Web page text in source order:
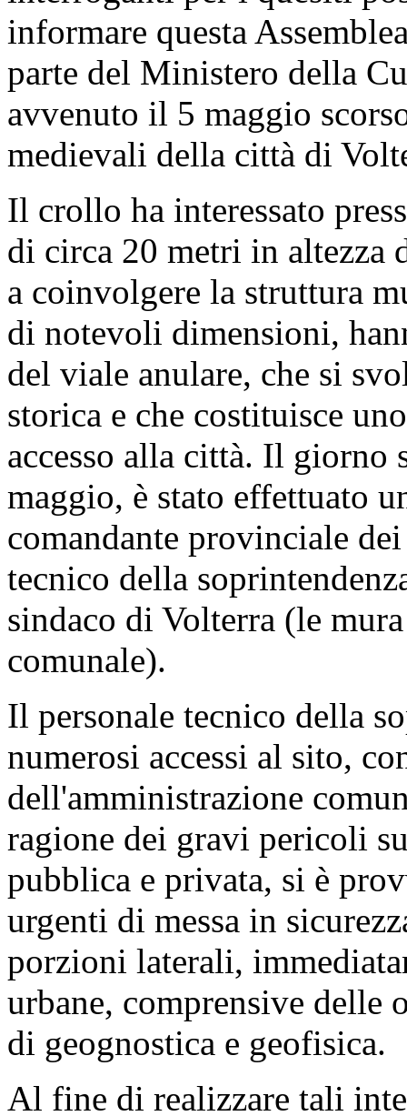
fortificazioni medievali
culturale - n.3-01280)
PRESIDENTE. Passiamo
Il Sottosegretario di Stato
ha facoltà di rispondere.
GIANMARCO MAZZI ,
Cultura. Grazie,
interroganti per i quesiti
informare questa
parte del Ministero della
avvenuto il 5 maggio
medievali della città di
Il crollo ha interessato
di circa 20 metri in altezza
a coinvolgere la struttura
di notevoli dimensioni,
del viale anulare, che si
storica e che costituisce
accesso alla città. Il giorno
maggio, è stato effettuato
comandante provinciale
tecnico della
sindaco di Volterra (le
comunale).